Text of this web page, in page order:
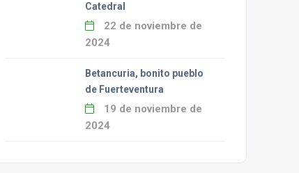
Catedral
22 de noviembre de
2024
Betancuria, bonito pueblo
de Fuerteventura
19 de noviembre de
2024